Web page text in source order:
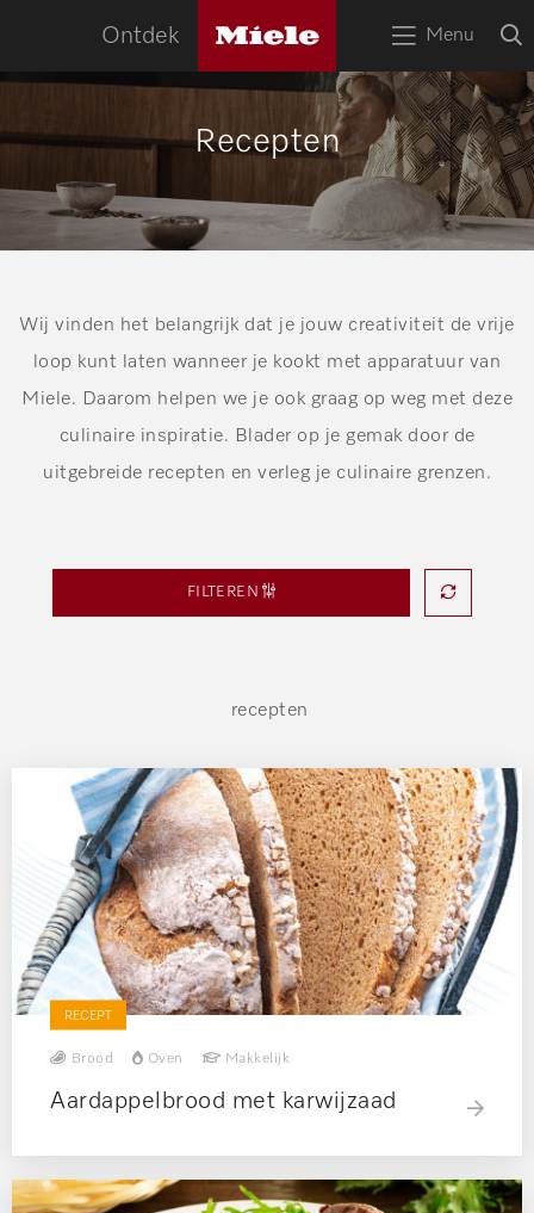
Menu
Open
het
menu
Ontdek
logo
APPARATEN
RECEPTEN
TIPS
WOONINSPIRATIE
SERVICE
Recepten
Wij vinden het belangrijk dat je jouw creativiteit de vrije
loop kunt laten wanneer je kookt met apparatuur van
Miele. Daarom helpen we je ook graag op weg met deze
culinaire inspiratie. Blader op je gemak door de
uitgebreide recepten en verleg je culinaire grenzen.
FILTEREN
recepten
RECEPT
Brood Oven Makkelijk
Aardappelbrood met karwijzaad